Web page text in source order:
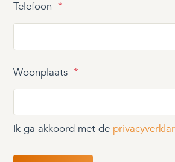
Telefoon *
Woonplaats *
Ik ga akkoord met de